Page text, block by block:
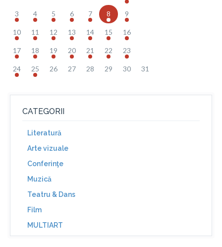
3 4 5 6 7 8 9
10 11 12 13 14 15 16
17 18 19 20 21 22 23
24 25 26 27 28 29 30 31
CATEGORII
Literatură
Arte vizuale
Conferinţe
Muzică
Teatru & Dans
Film
MULTIART